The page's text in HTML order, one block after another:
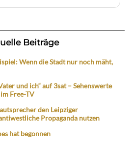
Beiträge
Wenn die Stadt nur noch mäht,
und ich“ auf 3sat – Sehenswerte
Free-TV
den Leipziger
Propaganda nutzen
hat begonnen